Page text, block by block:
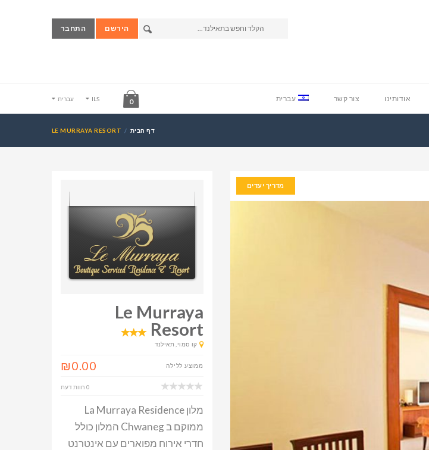
הירשם התחבר
אודותינו צור קשר עברית 0
ILS עברית
דף הבית LE MURRAYA RESORT
מדריך יעדים
Le Murraya
Resort
קו סמוי, תאילנד
ממוצע ללילה ₪0.00
0 חוות דעת
מלון La Murraya Residence
ממוקם ב Chwaneg המלון כולל
חדרי אירוח מפוארים עם אינטרנט